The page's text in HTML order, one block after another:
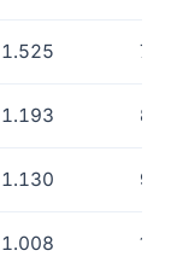
1.525 7º
1.193 8º
1.130 9º
1.008 10º